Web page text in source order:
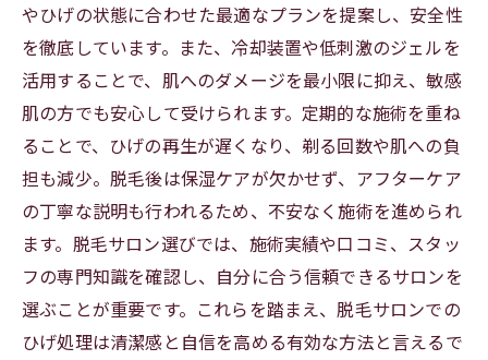
やひげの状態に合わせた最適なプランを提案し、安全性
を徹底しています。また、冷却装置や低刺激のジェルを
活用することで、肌へのダメージを最小限に抑え、敏感
肌の方でも安心して受けられます。定期的な施術を重ね
ることで、ひげの再生が遅くなり、剃る回数や肌への負
担も減少。脱毛後は保湿ケアが欠かせず、アフターケア
の丁寧な説明も行われるため、不安なく施術を進められ
ます。脱毛サロン選びでは、施術実績や口コミ、スタッ
フの専門知識を確認し、自分に合う信頼できるサロンを
選ぶことが重要です。これらを踏まえ、脱毛サロンでの
ひげ処理は清潔感と自信を高める有効な方法と言えるで